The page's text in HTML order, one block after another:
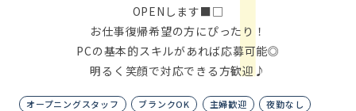
OPENします■□
お仕事復帰希望の方にぴったり！
PCの基本的スキルがあれば応募可能◎
明るく笑顔で対応できる方歓迎♪
オープニングスタッフ ブランクOK 主婦歓迎
夜勤なし